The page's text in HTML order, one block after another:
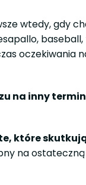
wtedy, gdy
na inny termin
które
na